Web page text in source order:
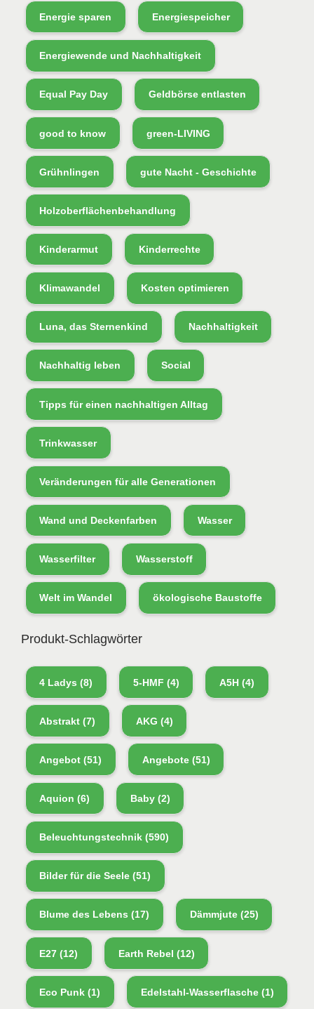
Energie sparen Energiespeicher
Energiewende und Nachhaltigkeit
Equal Pay Day Geldbörse entlasten
good to know green-LIVING
Grühnlingen gute Nacht - Geschichte
Holzoberflächenbehandlung
Kinderarmut Kinderrechte
Klimawandel Kosten optimieren
Luna, das Sternenkind Nachhaltigkeit
Nachhaltig leben Social
Tipps für einen nachhaltigen Alltag
Trinkwasser
Veränderungen für alle Generationen
Wand und Deckenfarben Wasser
Wasserfilter Wasserstoff
Welt im Wandel ökologische Baustoffe
Produkt-Schlagwörter
4 Ladys (8) 5-HMF (4) A5H(4)
Abstrakt (7) AKG (4)
Angebot (51) Angebote(51)
Aquion (6) Baby(2)
Beleuchtungstechnik (590)
Bilder für die Seele (51)
Blume des Lebens (17) Dämmjute(25)
E27 (12) Earth Rebel (12)
Eco Punk (1) Edelstahl-Wasserflasche(1)